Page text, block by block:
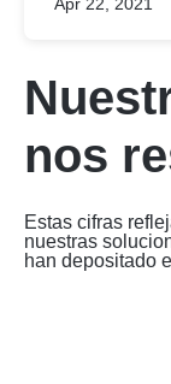
nos
Estas cifras
nuestras
han depositado